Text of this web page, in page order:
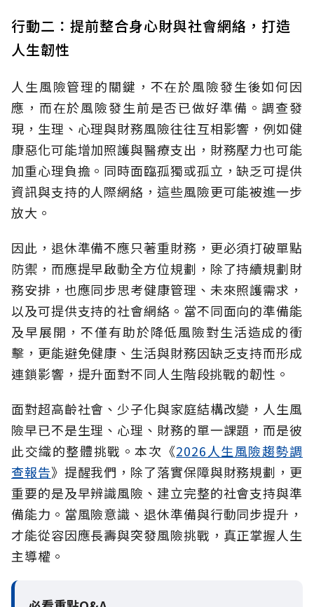
行動二：提前整合身心財與社會網絡，打造
人生韌性
人生風險管理的關鍵，不在於風險發生後如何因
應，而在於風險發生前是否已做好準備。調查發
現，生理、心理與財務風險往往互相影響，例如健
康惡化可能增加照護與醫療支出，財務壓力也可能
加重心理負擔。同時面臨孤獨或孤立，缺乏可提供
資訊與支持的人際網絡，這些風險更可能被進一步
放大。
因此，退休準備不應只著重財務，更必須打破單點
防禦，而應提早啟動全方位規劃，除了持續規劃財
務安排，也應同步思考健康管理、未來照護需求，
以及可提供支持的社會網絡。當不同面向的準備能
及早展開，不僅有助於降低風險對生活造成的衝
擊，更能避免健康、生活與財務因缺乏支持而形成
連鎖影響，提升面對不同人生階段挑戰的韌性。
面對超高齡社會、少子化與家庭結構改變，人生風
險早已不是生理、心理、財務的單一課題，而是彼
此交織的整體挑戰。本次《2026人生風險趨勢調
查報告》提醒我們，除了落實保障與財務規劃，更
重要的是及早辨識風險、建立完整的社會支持與準
備能力。當風險意識、退休準備與行動同步提升，
才能從容因應長壽與突發風險挑戰，真正掌握人生
主導權。